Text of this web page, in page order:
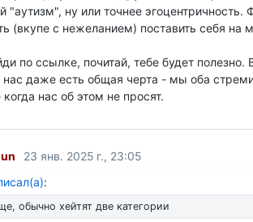
"аутизм", ну или точнее эгоцентричность.
(вкупе с нежеланием) поставить себя на
по ссылке, почитай, тебе будет
нас даже есть общая черта - мы оба
нас об этом не просят.
23 янв. 2025 г., 23:05
:
обычно хейтят две категории